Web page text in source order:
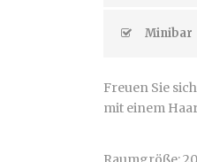
Minibar
Freuen Sie
mit einem